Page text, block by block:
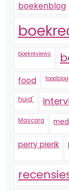
boekenblog
boekreviews
food foodblog
huid'
Mascara
perry pierik